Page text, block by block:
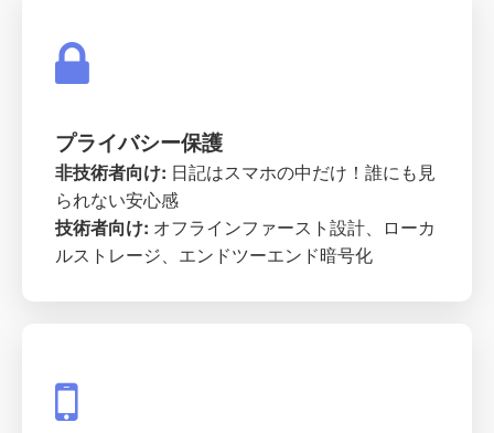
プライバシー保護
非技術者向け: 日記はスマホの中だけ！誰にも見
られない安心感
技術者向け: オフラインファースト設計、ローカ
ルストレージ、エンドツーエンド暗号化